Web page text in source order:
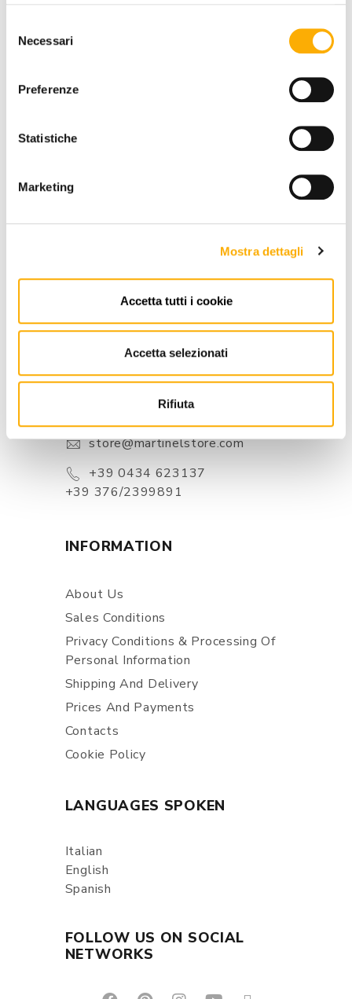
delNecessari
Preferenze
Statistiche
Marketing
Mostra dettagli
Accetta tutti i cookie
Accetta selezionati
Rifiuta
REQUEST A QUOTE
BRAND
BEST PRICE GUARANTEED
Zoppola 33080 (PN) - Italia
store@martinelstore.com
+39 0434 623137
+39 376/2399891
INFORMATION
About Us
Sales Conditions
Privacy Conditions & Processing Of
Personal Information
Shipping And Delivery
Prices And Payments
Contacts
Cookie Policy
LANGUAGES SPOKEN
Italian
English
Spanish
FOLLOW US ON SOCIAL
NETWORKS